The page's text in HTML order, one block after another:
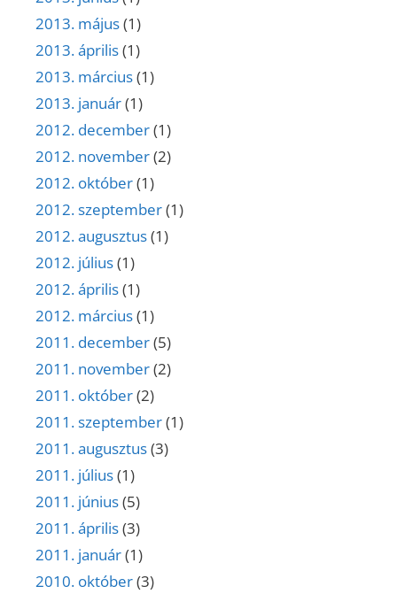
2013. május(1)
2013. április(1)
2013. március(1)
2013. január(1)
2012. december(1)
2012. november(2)
2012. október(1)
2012. szeptember(1)
2012. augusztus(1)
2012. július(1)
2012. április(1)
2012. március(1)
2011. december(5)
2011. november(2)
2011. október(2)
2011. szeptember(1)
2011. augusztus(3)
2011. július(1)
2011. június(5)
2011. április(3)
2011. január(1)
2010. október(3)